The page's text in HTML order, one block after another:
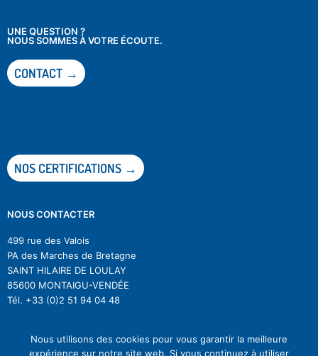
UNE QUESTION ?
NOUS SOMMES À VOTRE ÉCOUTE.
CONTACT →
NOS CERTIFICATIONS →
NOUS CONTACTER
499 rue des Valois
PA des Marches de Bretagne
SAINT HILAIRE DE LOULAY
85600 MONTAIGU-VENDÉE
Tél. +33 (0)2 51 94 04 48
Nous utilisons des cookies pour vous garantir la meilleure
expérience sur notre site web. Si vous continuez à utiliser